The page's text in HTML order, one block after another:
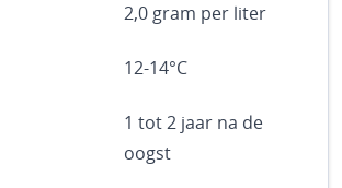
2,0 gram per liter
12-14°C
1 tot 2 jaar na de
oogst